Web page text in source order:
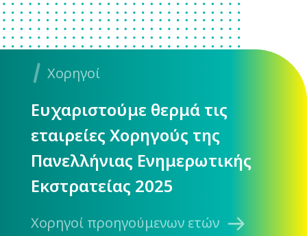
Χορηγοί
Ευχαριστούμε θερμά τις
εταιρείες Χορηγούς της
Πανελλήνιας Ενημερωτικής
Εκστρατείας 2025
Χορηγοί προηγούμενων ετών